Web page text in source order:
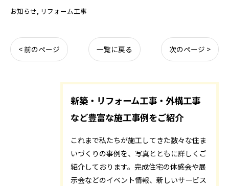
お知らせ リフォーム工事
< 前のページ 一覧に戻る 次のページ >
新築・リフォーム工事・外構工事
など豊富な施工事例をご紹介
これまで私たちが施工してきた数々な住ま
いづくりの事例を、写真とともに詳しくご
紹介しております。完成住宅の体感会や展
示会などのイベント情報、新しいサービス